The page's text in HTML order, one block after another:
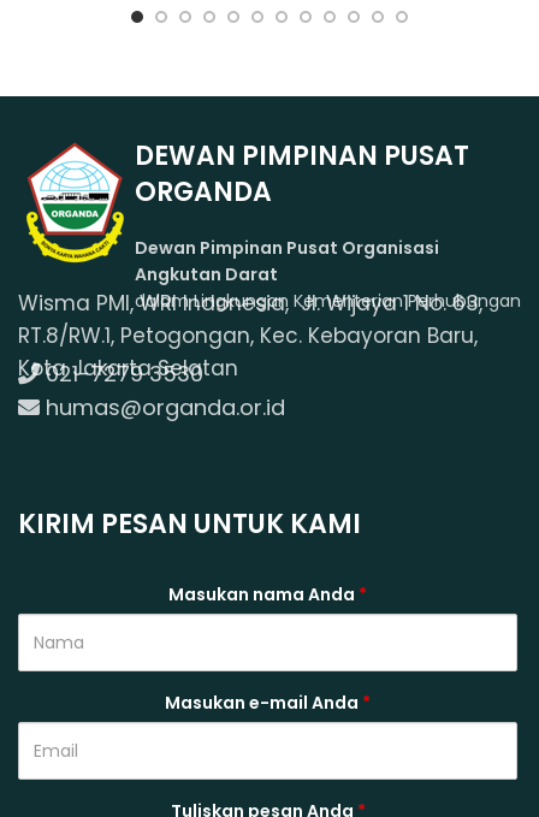
DEWAN PIMPINAN PUSAT
ORGANDA
Dewan Pimpinan Pusat Organisasi
Angkutan Darat
dalam Lingkungan Kementerian Perhubungan
Wisma PMI, WRI Indonesia, Jl. Wijaya 1 No. 63,
RT.8/RW.1, Petogongan, Kec. Kebayoran Baru,
Kota Jakarta Selatan
021-7279 3530
humas@organda.or.id
KIRIM PESAN UNTUK KAMI
Masukan nama Anda *
Masukan e-mail Anda *
Tuliskan pesan Anda *